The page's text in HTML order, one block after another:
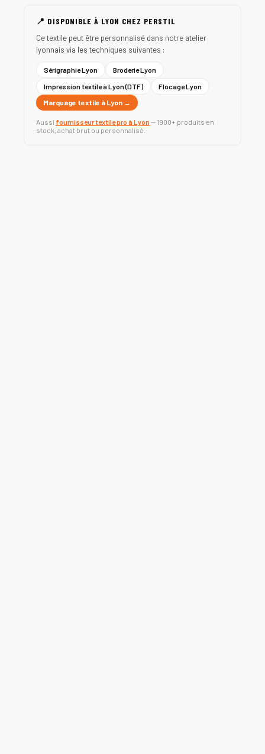
📍 DISPONIBLE À LYON CHEZ PERSTIL
Ce textile peut être personnalisé dans notre atelier
lyonnais via les techniques suivantes :
Sérigraphie Lyon
Broderie Lyon
Impression textile à Lyon (DTF)
Flocage Lyon
Marquage textile à Lyon →
Aussi fournisseur textile pro à Lyon— 1900+ produits en
stock, achat brut ou personnalisé.